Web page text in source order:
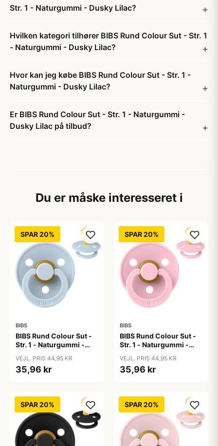
Str. 1 - Naturgummi - Dusky Lilac?
Hvilken kategori tilhører BIBS Rund Colour Sut - Str. 1
- Naturgummi - Dusky Lilac?
Hvor kan jeg købe BIBS Rund Colour Sut - Str. 1 -
Naturgummi - Dusky Lilac?
Er BIBS Rund Colour Sut - Str. 1 - Naturgummi -
Dusky Lilac på tilbud?
Du er måske interesseret i
SPAR 20%
BIBS
BIBS Rund Colour Sut -
Str. 1 - Naturgummi -
VEJL. PRIS 44,95 KR
35,96 kr
SPAR 20%
BIBS
BIBS Rund Colour Sut -
Str. 1 - Naturgummi -
VEJL. PRIS 44,95 KR
35,96 kr
SPAR 20% SPAR 20%